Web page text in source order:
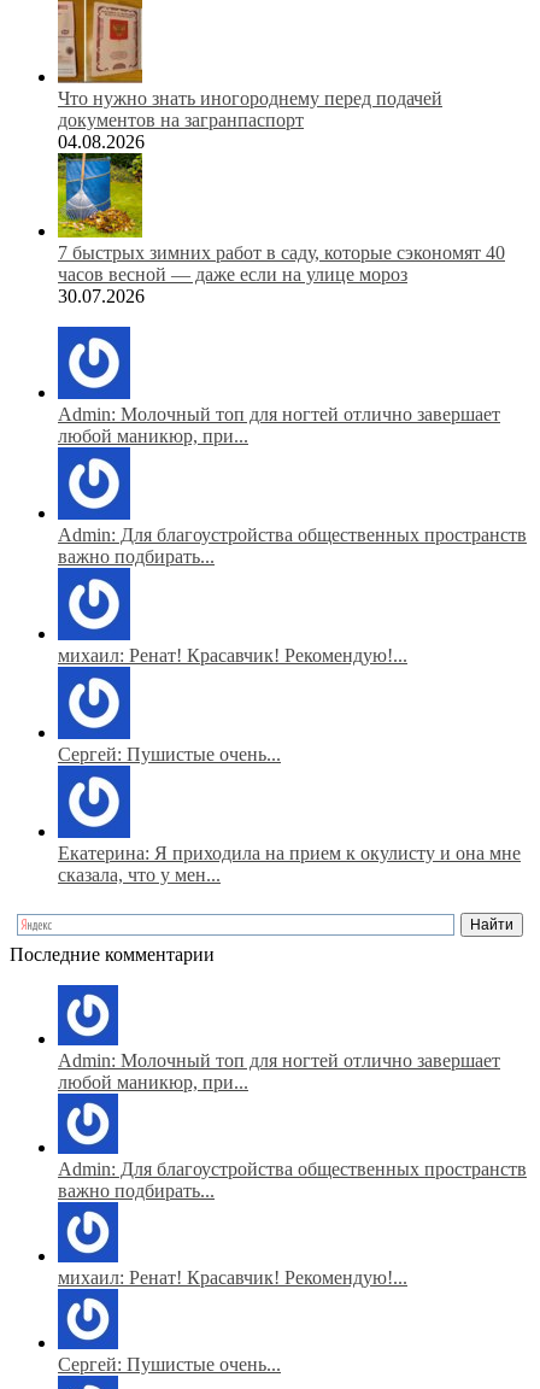
Что нужно знать иногороднему перед подачей
документов на загранпаспорт
04.08.2026
7 быстрых зимних работ в саду, которые сэкономят 40
часов весной — даже если на улице мороз
30.07.2026
Admin: Молочный топ для ногтей отлично завершает
любой маникюр, при...
Admin: Для благоустройства общественных пространств
важно подбирать...
михаил: Ренат! Красавчик! Рекомендую!...
Сергей: Пушистые очень...
Екатерина: Я приходила на прием к окулисту и она мне
сказала, что у мен...
Последние комментарии
Admin: Молочный топ для ногтей отлично завершает
любой маникюр, при...
Admin: Для благоустройства общественных пространств
важно подбирать...
михаил: Ренат! Красавчик! Рекомендую!...
Сергей: Пушистые очень...